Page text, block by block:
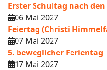
Erster Schultag nach
06 Mai 2027
Feiertag (Christi
07 Mai 2027
5. beweglicher Ferientag
17 Mai 2027